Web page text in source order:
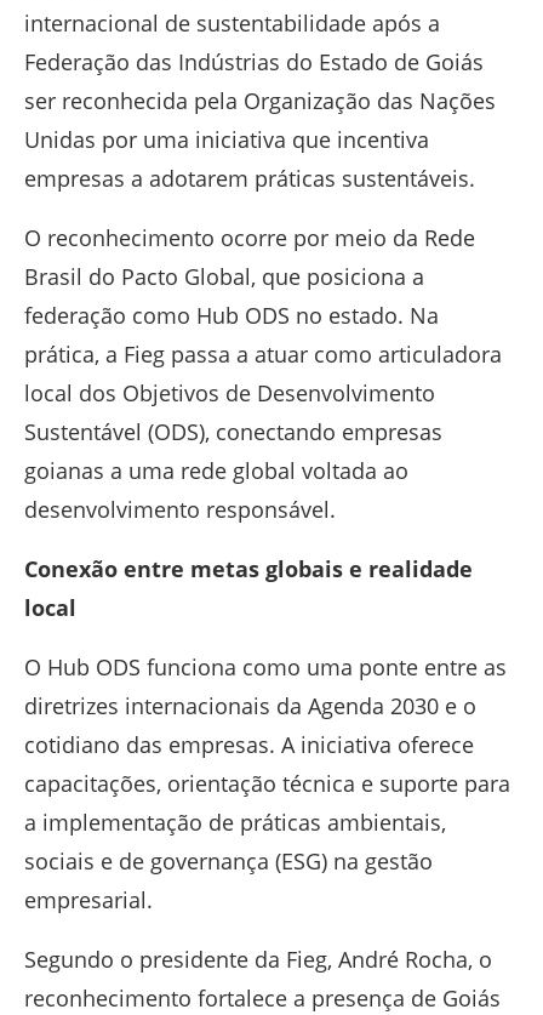
internacional de sustentabilidade após a
Federação das Indústrias do Estado de Goiás
ser reconhecida pela Organização das Nações
Unidas por uma iniciativa que incentiva
empresas a adotarem práticas sustentáveis.
O reconhecimento ocorre por meio da Rede
Brasil do Pacto Global, que posiciona a
federação como Hub ODS no estado. Na
prática, a Fieg passa a atuar como articuladora
local dos Objetivos de Desenvolvimento
Sustentável (ODS), conectando empresas
goianas a uma rede global voltada ao
desenvolvimento responsável.
Conexão entre metas globais e realidade
local
O Hub ODS funciona como uma ponte entre as
diretrizes internacionais da Agenda 2030 e o
cotidiano das empresas. A iniciativa oferece
capacitações, orientação técnica e suporte para
a implementação de práticas ambientais,
sociais e de governança (ESG) na gestão
empresarial.
Segundo o presidente da Fieg, André Rocha, o
reconhecimento fortalece a presença de Goiás